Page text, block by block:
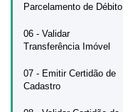
Parcelamento de Débito
06 - Validar
Transferência Imóvel
07 - Emitir Certidão de
Cadastro